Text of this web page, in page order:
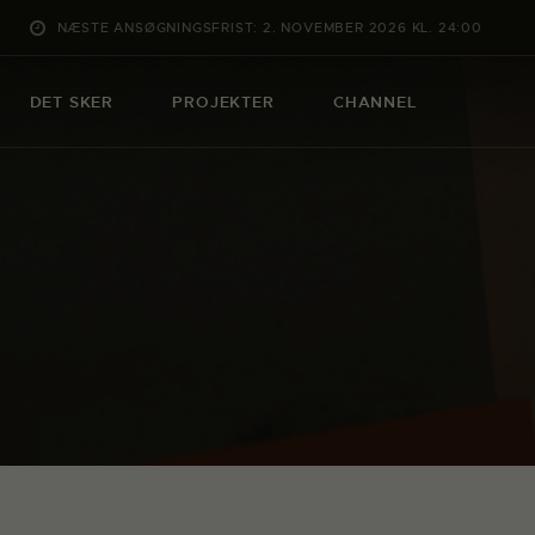
NÆSTE ANSØGNINGSFRIST: 2. NOVEMBER 2026 KL. 24:00
DET SKER PROJEKTER CHANNEL